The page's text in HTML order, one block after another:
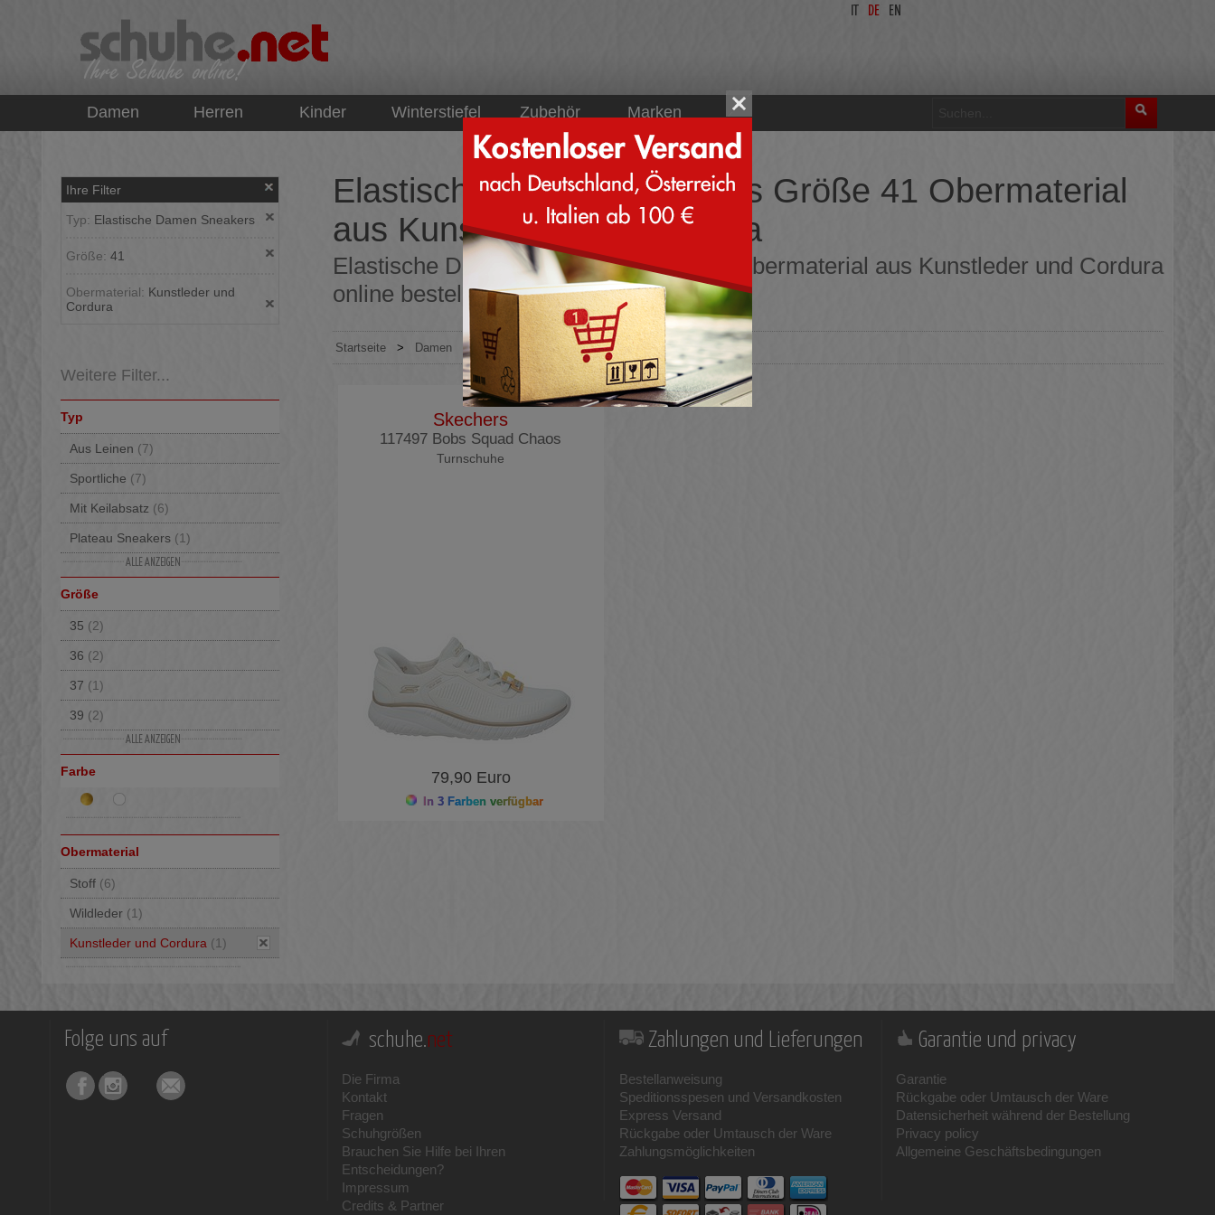
DE EN
Damen Herren Kinder Winterstiefel Zubehör Marken
Ihre Filter
Typ: Elastische Damen Sneakers
Größe: 41
Obermaterial: Kunstleder und
Cordura
Weitere Filter...
Typ
Aus Leinen (7)
Sportliche (7)
Mit Keilabsatz (6)
Plateau Sneakers (1)
Sportliche Schnürschuhe
Mit verstecktem Keilabsatz
Elegante
Strechschuhe
Größe
35 (2)
36 (2)
37 (1)
39 (2)
41(1)
42(1)
Farbe
Obermaterial
Stoff (6)
Wildleder (1)
Kunstleder und Cordura (1)
Elastische Damen Sneakers Größe 41 Obermaterial
aus Kunstleder und Cordura
Elastische Damen Sneakers Größe 41 Obermaterial aus Kunstleder und Cordura
online bestellen direkt aus Italien
Startseite > Damen > Sneakers > Strechschuhe
Skechers
117497 Bobs Squad Chaos
Turnschuhe
79,90 Euro
In 3 Farben verfügbar
Folge uns auf schuhe.net
Die Firma
Kontakt
Fragen
Schuhgrößen
Brauchen Sie Hilfe bei Ihren
Entscheidungen?
Impressum
Credits & Partner
Zahlungen und Lieferungen
Bestellanweisung
Speditionsspesen und Versandkosten
Express Versand
Rückgabe oder Umtausch der Ware
Zahlungsmöglichkeiten
Garantie und privacy
Garantie
Rückgabe oder Umtausch der Ware
Datensicherheit während der Bestellung
Privacy policy
Allgemeine Geschäftsbedingungen